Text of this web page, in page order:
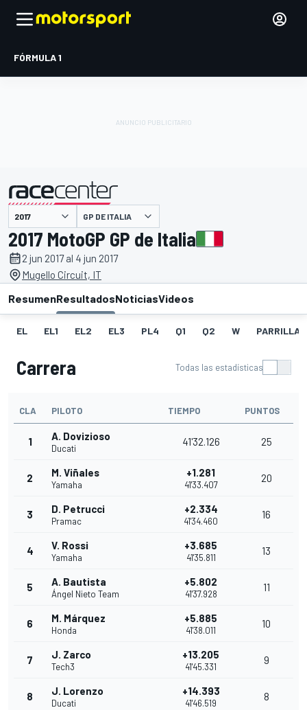
FÓRMULA 1
presentado por GP DE ITALIA
2017 MotoGP GP de Italia
2 jun 2017 al 4 jun 2017
Mugello Circuit, IT
ResumenResultadosNoticiasVideos
EL EL1 EL2 EL3 PL4 Q1 Q2 W PARRILLA
Carrera Todas las estadísticas
CLA PILOTO TIEMPO PUNTOS
1 A. Dovizioso
Ducati
41'32.126 25
2 M. Viñales
Yamaha
+1.281
41'33.407
20
3 D. Petrucci
Pramac
+2.334
41'34.460
16
4 V. Rossi
Yamaha
+3.685
41'35.811
13
5 A. Bautista
Ángel Nieto Team
+5.802
41'37.928
11
6 M. Márquez
Honda
+5.885
41'38.011
10
7 J. Zarco
Tech3
+13.205
41'45.331
9
8 J. Lorenzo
Ducati
+14.393
41'46.519
8